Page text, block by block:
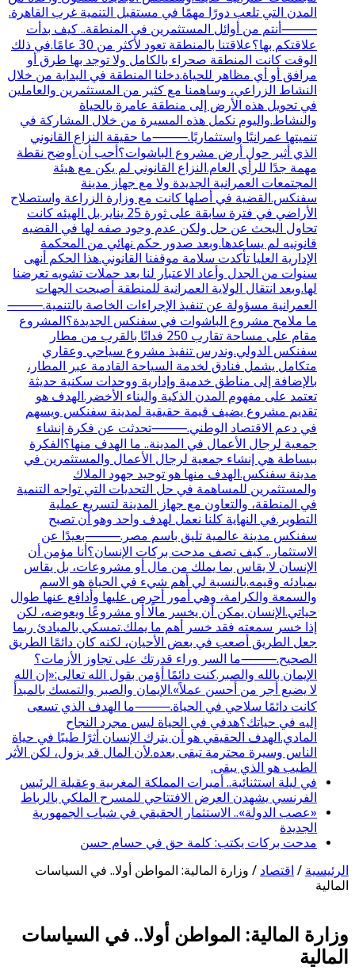
المدن التي تلعب دورًا مهمًا في مستقبل التنمية غرب القاهرة.
⸻أنتم من أوائل المستثمرين في المنطقة.. كيف بدأت
علاقتكم بها؟علاقتنا بالمنطقة تعود لأكثر من 30 عامًا.في ذلك
الوقت كانت المنطقة صحراء بالكامل ولا توجد بها طرق أو
مرافق أو أي مظاهر للحياة.دخلنا المنطقة في البداية من خلال
النشاط الزراعي، وساهمنا مع كثير من المستثمرين والعاملين
في تحويل هذه الأرض إلى منطقة عامرة بالحياة
والنشاط.واليوم نكمل هذه المسيرة من خلال المشاركة في
تنميتها عمرانيًا واستثماريًا.⸻ما حقيقة النزاع القانوني
الذي أثير حول أرض مشروع الباشوات؟أحب أن أوضح نقطة
مهمة جدًا للرأي العام.النزاع القانوني لم يكن مع هيئة
المجتمعات العمرانية الجديدة ولا مع جهاز مدينة
سفنكس.القضية في أصلها كانت مع وزارة الزراعة واستصلاح
الأراضي في فترة سابقة على ثورة 25 يناير.بل الهيئه كانت
تحاول البحث عن حل ولكن عدم وجود صفه لها في القضيه
قانونيه لم يساعدها.وبعد صدور حكم نهائي من المحكمة
الإدارية العليا تأكدت سلامة موقفنا القانوني.هذا الحكم أنهى
سنوات من الجدل وأعاد الاعتبار لنا بعد حملات تشويه تعرضنا
لها.وبعد انتقال الولاية العمرانية للمنطقة أصبحت الجهات
العمرانية مسؤولة عن تنفيذ الإجراءات الخاصة بالتنمية.⸻
ما ملامح مشروع الباشوات في سفنكس الجديدة؟المشروع
مقام على مساحة تقارب 250 فدانًا بالقرب من مطار
سفنكس الدولي.وندرس تنفيذ مشروع سياحي وعقاري
متكامل يشمل فنادق لخدمة السياحة القادمة عبر المطار،
بالإضافة إلى مناطق خدمية وإدارية ووحدات سكنية حديثة
تعتمد على مفهوم المدن الذكية والبناء الأخضر.الهدف هو
تقديم مشروع يضيف قيمة حقيقية لمدينة سفنكس ويسهم
في دعم الاقتصاد الوطني.⸻تحدثت عن فكرة إنشاء
جمعية لرجال الأعمال في المدينة.. ما الهدف منها؟الفكرة
ببساطة هي إنشاء جمعية لرجال الأعمال والمستثمرين في
مدينة سفنكس.الهدف منها هو توحيد جهود الملاك
والمستثمرين للمساهمة في حل التحديات التي تواجه التنمية
في المنطقة، والتعاون مع جهاز المدينة لتسريع عملية
التطوير.في النهاية كلنا نعمل لهدف واحد وهو أن تصبح
سفنكس مدينة عالمية تليق باسم مصر.⸻بعيدًا عن
الاستثمار.. كيف تصف مدحت بركات الإنسان؟أنا مؤمن أن
الإنسان لا يقاس بما يملك من مال أو مشروعات، بل يقاس
بمبادئه وقيمه.بالنسبة لي أهم شيء في الحياة هو الاسم
والسمعة والكرامة، وهي أمور أحرص عليها وأدافع عنها طوال
حياتي.الإنسان يمكن أن يخسر مالًا أو مشروعًا ويعوضه، لكن
إذا خسر سمعته فقد خسر أهم ما يملك.تمسكي بالمبادئ ربما
جعل الطريق أصعب في بعض الأحيان، لكنه كان دائمًا الطريق
الصحيح.⸻ما السر وراء قدرتك على تجاوز الأزمات؟
الإيمان بالله والصبر.كنت دائمًا أؤمن بقول الله تعالى:«إن الله
لا يضيع أجر من أحسن عملاً».الإيمان والصبر والتمسك بالمبدأ
كانت دائمًا سلاحي في الحياة.⸻ما الهدف الذي تسعى
إليه في حياتك؟هدفي في الحياة ليس مجرد النجاح
المادي.الهدف الحقيقي هو أن يترك الإنسان أثرًا طيبًا في حياة
الناس وسيرة محترمة تبقى بعده.لأن المال قد يزول، لكن الأثر
الطيب هو الذي يبقى.
في ليلة استثنائية.. أميرات المملكة المغربية وعقيلة الرئيس
الفرنسي يشهدن العرض الافتتاحي للمسرح الملكي بالرباط
«عصب الدولة».. الاستثمار الحقيقي في شباب الجمهورية
الجديدة
مدحت بركات يكتب: كلمة حق في حسام حسن
الرئيسية / اقتصاد / وزارة المالية: المواطن أولا.. في السياسات
المالية
وزارة المالية: المواطن أولا.. في السياسات
المالية